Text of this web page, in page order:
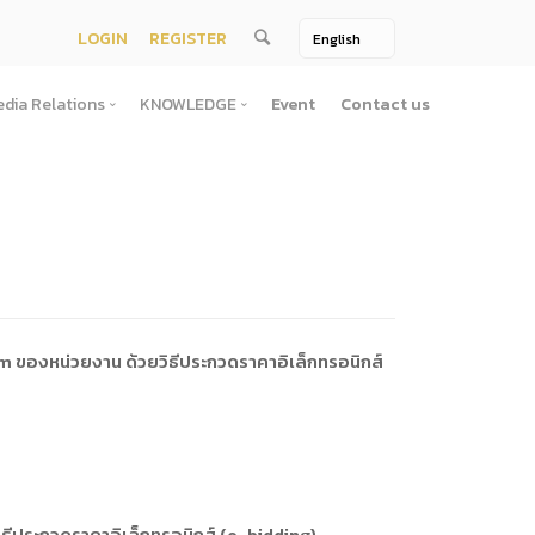
LOGIN REGISTER
ารณะ
Relations
Photo
KNOWLEDGE Event Contact us
ของหน่วยงาน ด้วยวิธีประกวดราคาอิเล็กทรอนิกส์